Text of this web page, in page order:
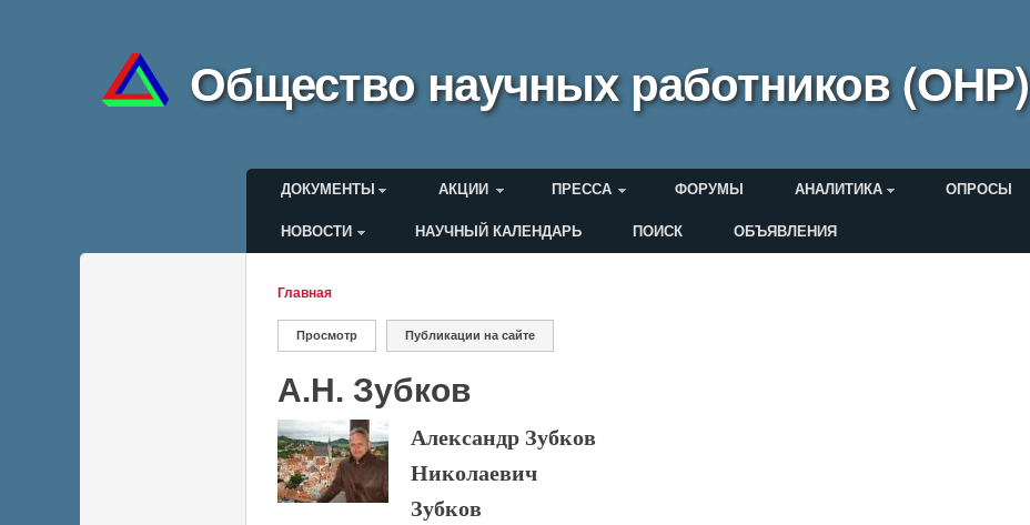
Общество научных работников (ОНР)
Главное меню
ДОКУМЕНТЫ АКЦИИ ПРЕССА ФОРУМЫ АНАЛИТИКА ОПРОСЫ
Меню пользователя
НОВОСТИ НАУЧНЫЙ КАЛЕНДАРЬ ПОИСК ОБЪЯВЛЕНИЯ
Вы здесь
Главная
Главные вкладки
Просмотр (активная вкладка)
Публикации на сайте
А.Н. Зубков
Александр Зубков
Николаевич
Зубков